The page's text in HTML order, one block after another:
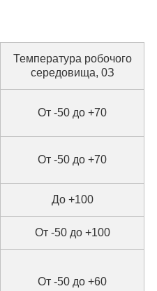
Температура робочого
середовища, 0З
От -50 до +70
От -50 до +70
До +100
От -50 до +100
От -50 до +60